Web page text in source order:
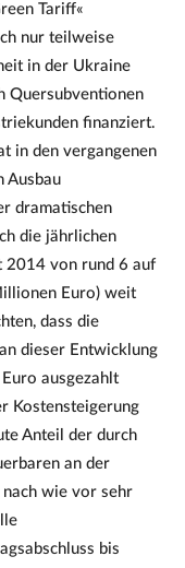
Tariff«
nur teilweise
in der Ukraine
Quersubventionen
finanziert.
in den vergangenen
Ausbau
dramatischen
die jährlichen
2014 von rund 6 auf
Euro) weit
dass die
dieser Entwicklung
ausgezahlt
Kostensteigerung
Anteil der durch
an der
wie vor sehr
bis